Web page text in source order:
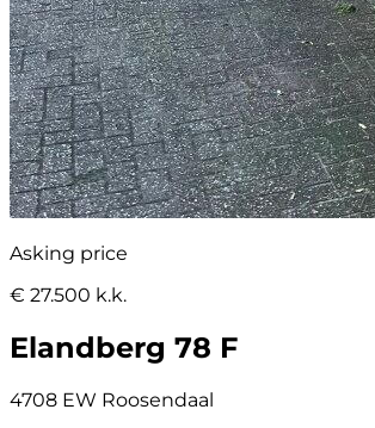
Asking price
€ 27.500 k.k.
Elandberg 78 F
4708 EW Roosendaal